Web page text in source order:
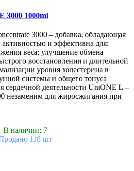
3000 1000ml
3000 – добавка, обладающая
и эффективна для:
веса; улучшение обмена
восстановления и длительной
уровня холестерина в
системы и общего тонуса
сердечной деятельности UniONE L –
незаменим для жиросжигания при
В наличии: 7
118 шт